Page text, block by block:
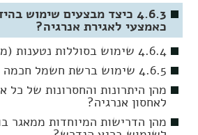
4.6.3 כיצד מבצעים שימוש
כאמצעי לאגירת אנרגיה?
4.6.4 שימוש בסוללות נטענות (מצברים)
4.6.5 שימוש ברשת חשמל חכמה (Smart Grid)
מהן היתרונות והחסרונות של
לאחסון אנרגיה?
מהן הדרישות המיוחדות ממאגר